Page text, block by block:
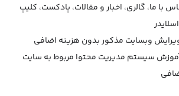
با ما، گالری، اخبار و مقالات، پادکست، کلیپ
وبسایت مذکور بدون هزینه اضافی
سیستم مدیریت محتوا مربوط به سایت